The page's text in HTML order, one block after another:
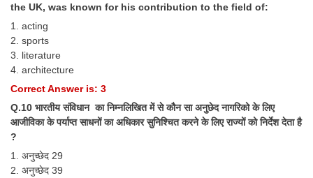
मल्टीटास्किंग : Hindi Notes
the UK, was known for his contribution to the field of:
1. acting
2. sports
3. literature
4. architecture
Correct Answer is: 3
Q.10 भारतीय संविधान का निम्नलिखित में से कौन सा अनुछेद नागरिको के लिए
आजीविका के पर्याप्त साधनों का अधिकार सुनिश्चित करने के लिए राज्यों को निर्देश देता है
?
1. अनुच्छेद 29
2. अनुच्छेद 39